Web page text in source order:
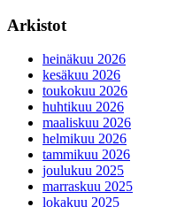
Arkistot
heinäkuu 2026
kesäkuu 2026
toukokuu 2026
huhtikuu 2026
maaliskuu 2026
helmikuu 2026
tammikuu 2026
joulukuu 2025
marraskuu 2025
lokakuu 2025